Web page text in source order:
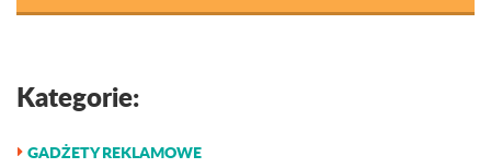
Kategorie:
GADŻETY REKLAMOWE